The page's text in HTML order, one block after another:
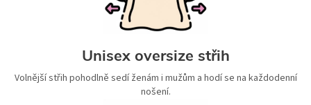
Unisex oversize střih
Volnější střih pohodlně sedí ženám i mužům a hodí se na každodenní
nošení.